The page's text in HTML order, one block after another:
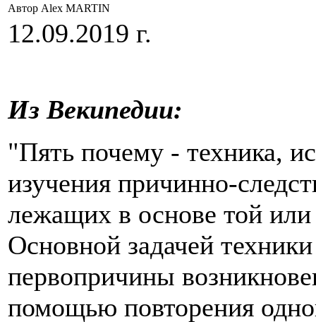
Автор Alex MARTIN
12.09.2019 г.
Из Векипедии:
"Пять почему - техника,
изучения причинно-
лежащих в основе той
Основной задачей
первопричины
помощью повторения